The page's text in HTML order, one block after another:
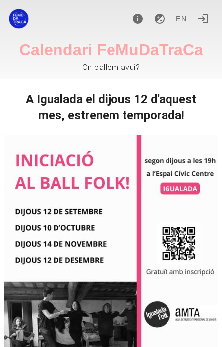
EN
Calendari FeMuDaTraCa
On ballem avui?
A Igualada el dijous 12 d'aquest
mes, estrenem temporada!